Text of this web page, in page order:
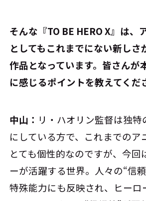
――そんな『TO BE HERO X』は
としてもこれまでにない新しさ
作品となっています。皆さんが
に感じるポイントを教えてくだ
中山： リ・ハオリン監督は独
にしている方で、これまでのア
とても個性的なのですが、今回
ーが活躍する世界。人々の“信
特殊能力にも反映され、ヒーロ